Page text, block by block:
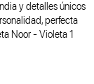
y detalles únicos
perfecta
Noor - Violeta 1